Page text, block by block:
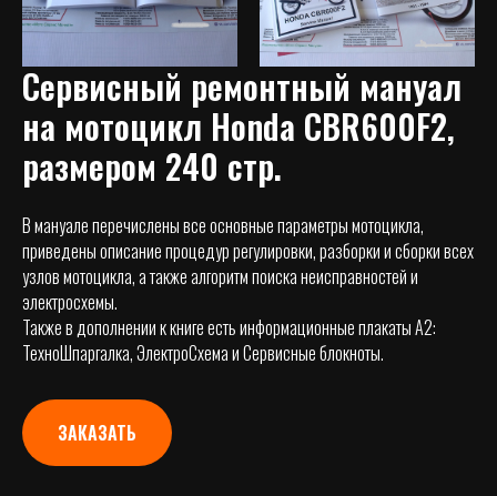
Сервисный ремонтный мануал
на мотоцикл Honda CBR600F2,
размером 240 стр.
В мануале перечислены все основные параметры мотоцикла,
приведены описание процедур регулировки, разборки и сборки всех
узлов мотоцикла, а также алгоритм поиска неисправностей и
электросхемы.
Также в дополнении к книге есть информационные плакаты А2:
ТехноШпаргалка, ЭлектроСхема и Сервисные блокноты.
ЗАКАЗАТЬ